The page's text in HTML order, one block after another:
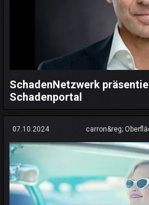
SchadenNetzwerk
Schadenportal
07.10.2024 carron&reg;